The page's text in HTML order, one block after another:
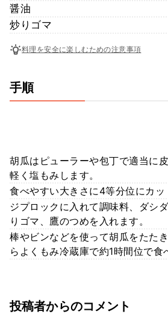
醤油
炒りゴマ
料理を安全に楽しむための注意事項
手順
胡瓜はピューラーや包丁で適当に
軽く塩もみします。
食べやすい大きさに4等分位にカッ
ジプロックに入れて調味料、ダシ
りゴマ、鷹のつめを入れます。
棒やビンなどを使って胡瓜をたた
らよくもみ冷蔵庫で約1時間位で食
投稿者からのコメント